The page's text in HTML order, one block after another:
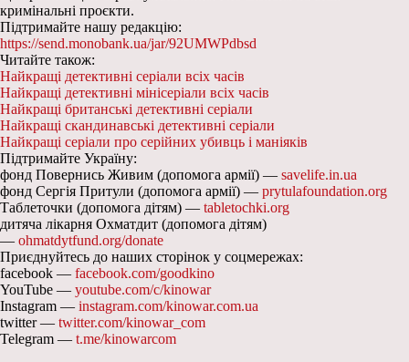
кримінальні проєкти.
Підтримайте нашу редакцію:
https://send.monobank.ua/jar/92UMWPdbsd
Читайте також:
Найкращі детективні серіали всіх часів
Найкращі детективні мінісеріали всіх часів
Найкращі британські детективні серіали
Найкращі скандинавські детективні серіали
Найкращі серіали про серійних убивць і маніяків
Підтримайте Україну:
фонд Повернись Живим (допомога армії) — savelife.in.ua
фонд Сергія Притули (допомога армії) — prytulafoundation.org
Таблеточки (допомога дітям) — tabletochki.org
дитяча лікарня Охматдит (допомога дітям)
— ohmatdytfund.org/donate
Приєднуйтесь до наших сторінок у соцмережах:
facebook — facebook.com/goodkino
YouTube — youtube.com/c/kinowar
Instagram — instagram.com/kinowar.com.ua
twitter — twitter.com/kinowar_com
Telegram — t.me/kinowarcom